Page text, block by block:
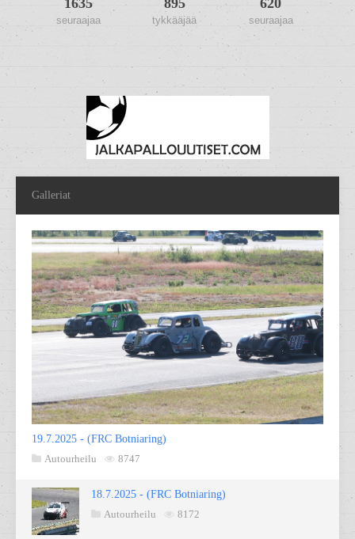
seuraajaa tykkääjää seuraajaa
Galleriat
19.7.2025 - (FRC Botniaring)
Autourheilu
8747
18.7.2025 - (FRC Botniaring)
Autourheilu
8172